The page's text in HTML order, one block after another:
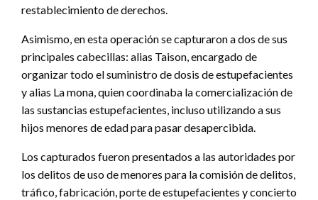
restablecimiento de derechos.
Asimismo, en esta operación se capturaron a dos de sus
principales cabecillas: alias Taison, encargado de
organizar todo el suministro de dosis de estupefacientes
y alias La mona, quien coordinaba la comercialización de
las sustancias estupefacientes, incluso utilizando a sus
hijos menores de edad para pasar desapercibida.
Los capturados fueron presentados a las autoridades por
los delitos de uso de menores para la comisión de delitos,
tráfico, fabricación, porte de estupefacientes y concierto